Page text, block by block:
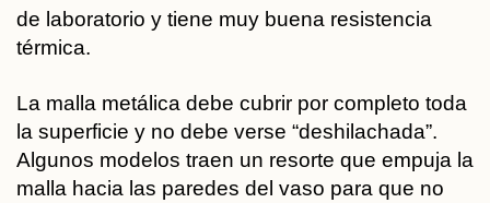
de laboratorio y tiene muy buena resistencia
térmica.
La malla metálica debe cubrir por completo toda
la superficie y no debe verse “deshilachada”.
Algunos modelos traen un resorte que empuja la
malla hacia las paredes del vaso para que no